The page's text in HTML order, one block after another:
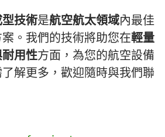
技術是航空航太領域內最佳
。我們的技術將助您在輕量
用性方面，為您的航空設備
解更多，歡迎隨時與我們聯